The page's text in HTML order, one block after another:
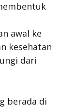
awal ke
kesehatan
dari
berada di